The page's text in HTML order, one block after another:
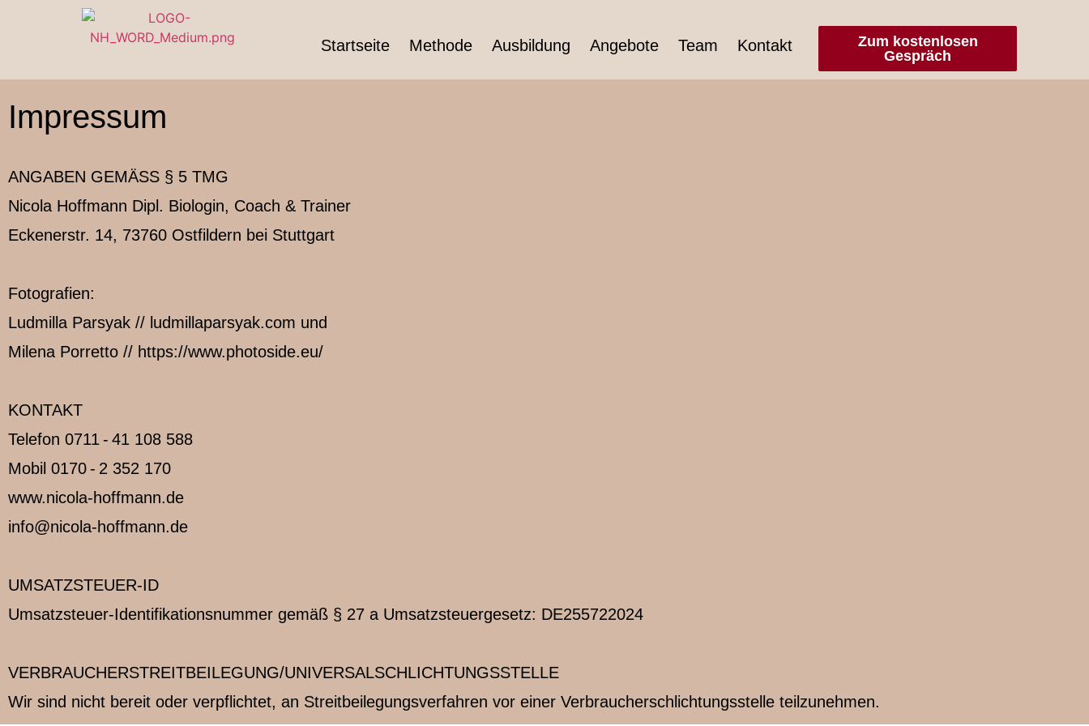
Startseite Methode Ausbildung Angebote Team Kontakt
Zum kostenlosen
Gespräch
Impressum
ANGABEN GEMÄSS § 5 TMG
Nicola Hoffmann Dipl. Biologin, Coach & Trainer
Eckenerstr. 14, 73760 Ostfildern bei Stuttgart
Fotografien:
Ludmilla Parsyak // ludmillaparsyak.com und
Milena Porretto // https://www.photoside.eu/
KONTAKT
Telefon 0711 - 41 108 588
Mobil 0170 - 2 352 170
www.nicola-hoffmann.de
info@nicola-hoffmann.de
UMSATZSTEUER-ID
Umsatzsteuer-Identifikationsnummer gemäß § 27 a Umsatzsteuergesetz: DE255722024
VERBRAUCHER­STREIT­BEILEGUNG/UNIVERSAL­SCHLICHTUNGS­STELLE
Wir sind nicht bereit oder verpflichtet, an Streitbeilegungsverfahren vor einer Verbraucherschlichtungsstelle teilzunehmen.